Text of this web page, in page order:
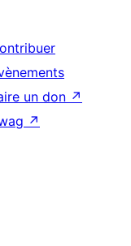
un don ↗
↗